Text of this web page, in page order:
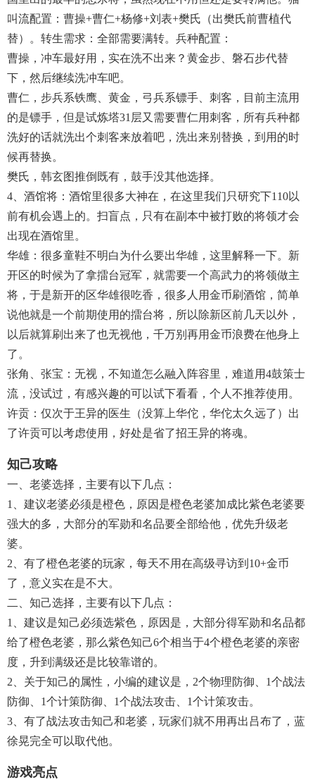
叫流配置：曹操+曹仁+杨修+刘表+樊氏（出樊氏前曹植代
替）。转生需求：全部需要满转。兵种配置：
曹操，冲车最好用，实在洗不出来？黄金步、磐石步代替
下，然后继续洗冲车吧。
曹仁，步兵系铁鹰、黄金，弓兵系镖手、刺客，目前主流用
的是镖手，但是试炼塔31层又需要曹仁用刺客，所有兵种都
洗好的话就洗出个刺客来放着吧，洗出来别替换，到用的时
候再替换。
樊氏，韩玄图推倒既有，鼓手没其他选择。
4、酒馆将：酒馆里很多大神在，在这里我们只研究下110以
前有机会遇上的。扫盲点，只有在副本中被打败的将领才会
出现在酒馆里。
华雄：很多童鞋不明白为什么要出华雄，这里解释一下。新
开区的时候为了拿擂台冠军，就需要一个高武力的将领做主
将，于是新开的区华雄很吃香，很多人用金币刷酒馆，简单
说他就是一个前期使用的擂台将，所以除新区前几天以外，
以后就算刷出来了也无视他，千万别再用金币浪费在他身上
了。
张角、张宝：无视，不知道怎么融入阵容里，难道用4鼓策士
流，没试过，有感兴趣的可以试下看看，个人不推荐使用。
许贡：仅次于王异的医生（没算上华佗，华佗太久远了）出
了许贡可以考虑使用，好处是省了招王异的将魂。
知己攻略
一、老婆选择，主要有以下几点：
1、建议老婆必须是橙色，原因是橙色老婆加成比紫色老婆要
强大的多，大部分的军勋和名品要全部给他，优先升级老
婆。
2、有了橙色老婆的玩家，每天不用在高级寻访到10+金币
了，意义实在是不大。
二、知己选择，主要有以下几点：
1、建议是知己必须选紫色，原因是，大部分得军勋和名品都
给了橙色老婆，那么紫色知己6个相当于4个橙色老婆的亲密
度，升到满级还是比较靠谱的。
2、关于知己的属性，小编的建议是，2个物理防御、1个战法
防御、1个计策防御、1个战法攻击、1个计策攻击。
3、有了战法攻击知己和老婆，玩家们就不用再出吕布了，蓝
徐晃完全可以取代他。
游戏亮点